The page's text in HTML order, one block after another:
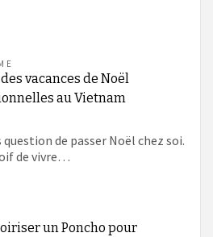
vacances de Noël
au Vietnam
question de passer Noël chez soi.
de vivre…
un Poncho pour